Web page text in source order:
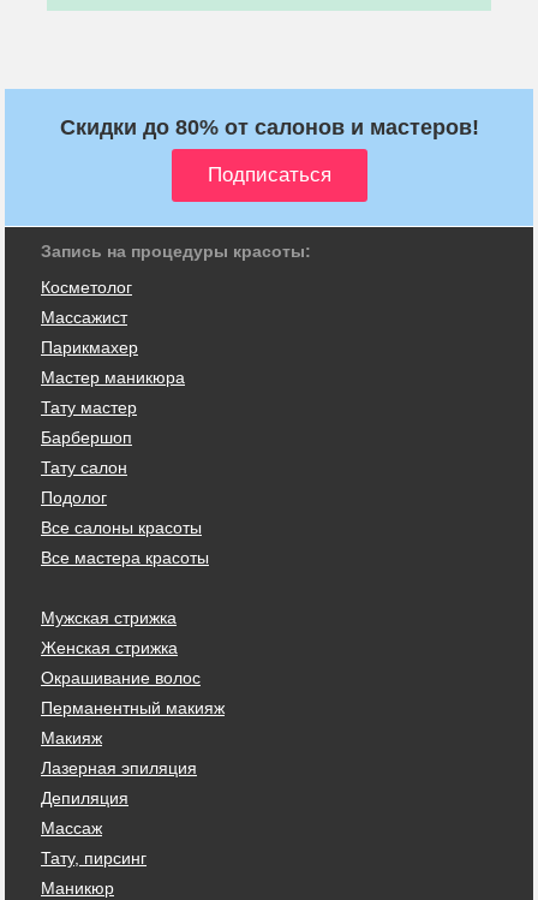
Скидки до 80% от салонов и мастеров!
Запись на процедуры красоты:
Косметолог
Массажист
Парикмахер
Мастер маникюра
Тату мастер
Барбершоп
Тату салон
Подолог
Все салоны красоты
Все мастера красоты
Мужская стрижка
Женская стрижка
Окрашивание волос
Перманентный макияж
Макияж
Лазерная эпиляция
Депиляция
Массаж
Тату, пирсинг
Маникюр